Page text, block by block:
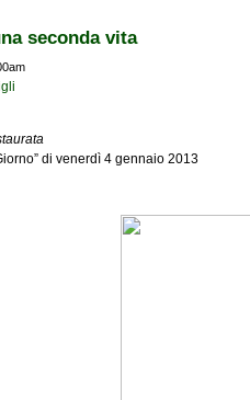
seconda vita
di venerdì 4 gennaio 2013